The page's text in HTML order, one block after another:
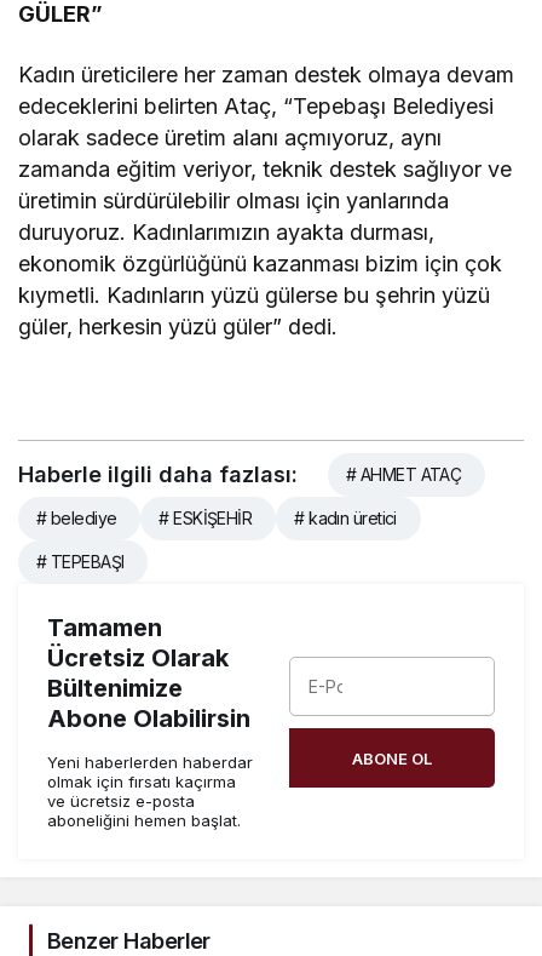
GÜLER”
Kadın üreticilere her zaman destek olmaya devam
edeceklerini belirten Ataç, “Tepebaşı Belediyesi
olarak sadece üretim alanı açmıyoruz, aynı
zamanda eğitim veriyor, teknik destek sağlıyor ve
üretimin sürdürülebilir olması için yanlarında
duruyoruz. Kadınlarımızın ayakta durması,
ekonomik özgürlüğünü kazanması bizim için çok
kıymetli. Kadınların yüzü gülerse bu şehrin yüzü
güler, herkesin yüzü güler” dedi.
Haberle ilgili daha fazlası: # AHMET ATAÇ
# belediye # ESKİŞEHİR # kadın üretici
# TEPEBAŞI
Tamamen
Ücretsiz Olarak
Bültenimize
Abone Olabilirsin
Yeni haberlerden haberdar
olmak için fırsatı kaçırma
ve ücretsiz e-posta
aboneliğini hemen başlat.
ABONE OL
Benzer Haberler